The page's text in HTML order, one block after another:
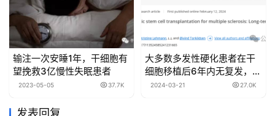
输注一次安睡1年，干细胞有
望挽救3亿慢性失眠患者
2023-05-05 37.7K
大多数多发性硬化患者在干
细胞移植后6年内无复发，可
重返工作岗位
2024-03-21 27.0K